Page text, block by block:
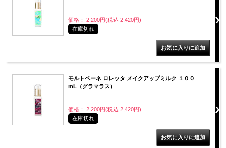
価格： 2,200円(税込 2,420円)
在庫切れ
モルトベーネ ロレッタ メイクアップミルク １００
mL（グラマラス）
価格： 2,200円(税込 2,420円)
在庫切れ